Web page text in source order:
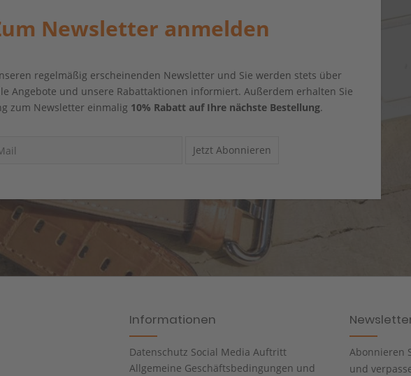
Newsletter anmelden
regelmäßig erscheinenden Newsletter und Sie werden stets über
Angebote und unsere Rabattaktionen informiert. Außerdem erhalten Sie
zum Newsletter einmalig 10% Rabatt auf Ihre nächste Bestellung.
Jetzt Abonnieren
Informationen
Datenschutz Social Media Auftritt
Allgemeine Geschäftsbedingungen und
Abonnieren
und